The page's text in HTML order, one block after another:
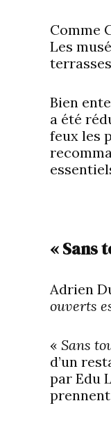
Comme
Les
Bien
a été
feux les
« Sans
Adrien
ouverts
« Sans
d’un
par Edu